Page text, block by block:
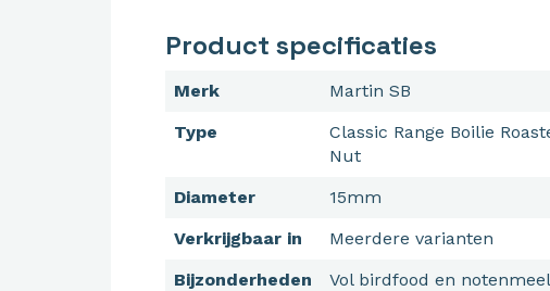
Product specificaties
Merk
Martin SB
Type
Classic Range Boilie
Nut
Diameter
15mm
Verkrijgbaar in
Meerdere varianten
Bijzonderheden
Vol birdfood en notenmeel